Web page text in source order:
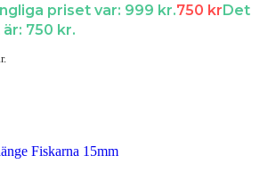
priset var: 999 kr.750 krDet
750 kr.
Fiskarna 15mm